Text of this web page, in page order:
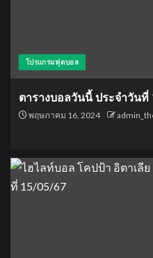
โปรแกรมฟุตบอล
ตารางบอลวันนี้ ประจำวัน
พฤษภาคม 16, 2024